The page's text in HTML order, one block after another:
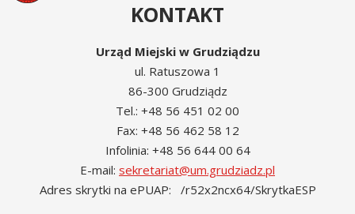
KONTAKT
Urząd Miejski w Grudziądzu
ul. Ratuszowa 1
86-300 Grudziądz
Tel.: +48 56 451 02 00
Fax: +48 56 462 58 12
Infolinia: +48 56 644 00 64
E-mail: sekretariat@um.grudziadz.pl
Adres skrytki na ePUAP: /r52x2ncx64/SkrytkaESP